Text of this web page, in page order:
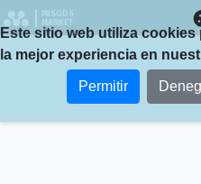
MISODS
MARKET
Este sitio web utiliza
la mejor experiencia en
Permitir